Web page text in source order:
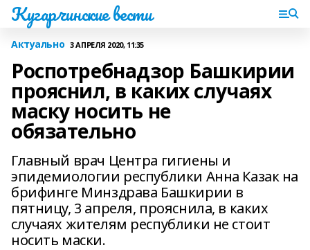
Кугарчинские вести
Актуально 3 АПРЕЛЯ 2020, 11:35
Роспотребнадзор Башкирии
прояснил, в каких случаях
маску носить не
обязательно
Главный врач Центра гигиены и
эпидемиологии республики Анна Казак на
брифинге Минздрава Башкирии в
пятницу, 3 апреля, прояснила, в каких
случаях жителям республики не стоит
носить маски.